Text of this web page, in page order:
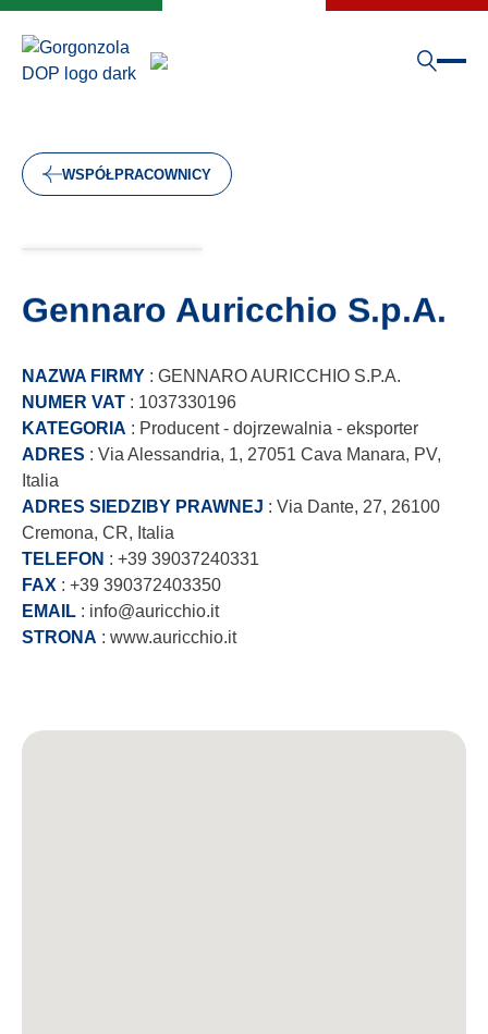
WSPÓŁPRACOWNICY
Gennaro Auricchio S.p.A.
NAZWA FIRMY : GENNARO AURICCHIO S.P.A.
NUMER VAT : 1037330196
KATEGORIA : Producent - dojrzewalnia - eksporter
ADRES : Via Alessandria, 1, 27051 Cava Manara, PV,
Italia
ADRES SIEDZIBY PRAWNEJ : Via Dante, 27, 26100
Cremona, CR, Italia
TELEFON : +39 39037240331
FAX : +39 390372403350
EMAIL : info@auricchio.it
STRONA : www.auricchio.it